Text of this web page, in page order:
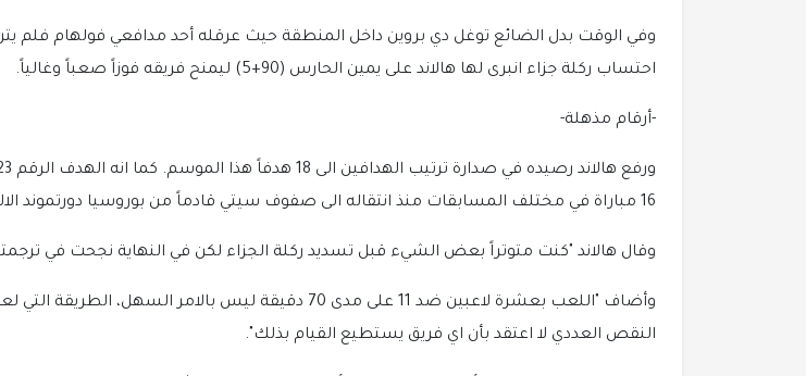
وفي الوقت بدل الضائع توغل دي بروين داخل المنطقة حيث عرقله أحد مدافعي فولهام فلم
احتساب ركلة جزاء انبرى لها هالاند على يمين الحارس (90+5) ليمنح فريقه فوزاً صعباً وغالياً.
-أرقام مذهلة-
16 مباراة في مختلف المسابقات منذ انتقاله الى صفوف سيتي قادماً من بوروسيا دورتموند الالماني.
وقال هالاند "كنت متوتراً بعض الشيء قبل تسديد ركلة الجزاء لكن في النهاية نجحت في
وأضاف "اللعب بعشرة لاعبين ضد 11 على مدى 70 دقيقة ليس بالامر السهل،
النقص العددي لا اعتقد بأن اي فريق يستطيع القيام بذلك".